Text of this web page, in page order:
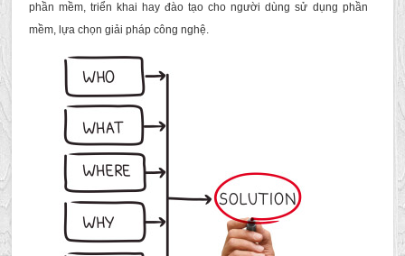
phần mềm, triển khai hay đào tạo cho người dùng sử dụng phần
mềm, lựa chọn giải pháp công nghệ.